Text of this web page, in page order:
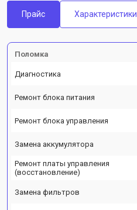
Прайс Характеристики
Поломка
Диагностика
Ремонт блока питания
Ремонт блока управления
Замена аккумулятора
Ремонт платы управления
(восстановление)
Замена фильтров